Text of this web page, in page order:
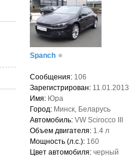
Spanch
Сообщения: 106
Зарегистрирован: 11.01.2013
Имя: Юра
Город: Минск, Беларусь
Автомобиль: VW Scirocco III
Объем двигателя: 1.4 л
Мощность (л.с.): 160
Цвет автомобиля: черный